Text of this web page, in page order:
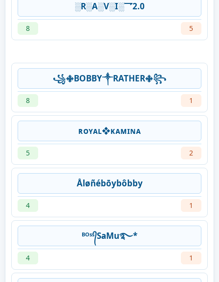
░R░A░V░I░乛2.0
8 5
꧁࿇BOBBY༒RATHER࿇꧂
8 1
ʀᴏʏᴀʟ❖ᴋᴀᴍɪɴᴀ
5 2
Åløñébōybôbby
4 1
ᴮᴼˢˢ᭄SaMu࿐*
4 1